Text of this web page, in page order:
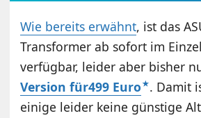
Wie bereits erwähnt, ist das
Transformer ab sofort im
verfügbar, leider aber bisher
Version für499 Euro . Damit
einige leider keine günstige